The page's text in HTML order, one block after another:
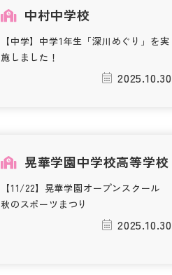
中村中学校
【中学】中学1年生「深川めぐり」を実
施しました！
2025.10.30
晃華学園中学校高等学校
【11/22】晃華学園オープンスクール
秋のスポーツまつり
2025.10.30